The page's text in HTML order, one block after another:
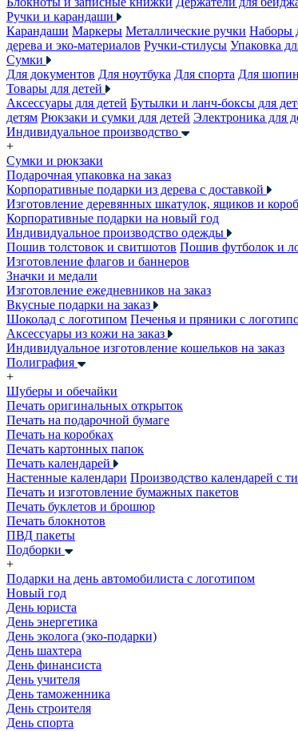
Ручки и карандаши
Карандаши Маркеры Металлические ручки Наборы
дерева и эко-материалов Ручки-стилусы Упаковка
Сумки
Для документов Для ноутбука Для спорта Для
Товары для детей
Аксессуары для детей Бутылки и ланч-боксы для
детям Рюкзаки и сумки для детей Электроника для
Индивидуальное производство
+
Сумки и рюкзаки
Подарочная упаковка на заказ
Корпоративные подарки из дерева с доставкой
Изготовление деревянных шкатулок, ящиков и
Корпоративные подарки на новый год
Индивидуальное производство одежды
Пошив толстовок и свитшотов Пошив футболок и
Изготовление флагов и баннеров
Значки и медали
Изготовление ежедневников на заказ
Вкусные подарки на заказ
Шоколад с логотипом Печенья и пряники с
Аксессуары из кожи на заказ
Индивидуальное изготовление кошельков на заказ
Полиграфия
+
Шуберы и обечайки
Печать оригинальных открыток
Печать на подарочной бумаге
Печать на коробках
Печать картонных папок
Печать календарей
Настенные календари Производство календарей с
Печать и изготовление бумажных пакетов
Печать буклетов и брошюр
Печать блокнотов
ПВД пакеты
Подборки
+
Подарки на день автомобилиста с логотипом
Новый год
День юриста
День энергетика
День эколога (эко-подарки)
День шахтера
День финансиста
День учителя
День таможенника
День строителя
День спорта